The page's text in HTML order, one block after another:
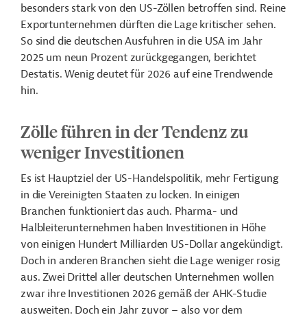
besonders stark von den US-Zöllen betroffen sind. Reine
Exportunternehmen dürften die Lage kritischer sehen.
So sind die deutschen Ausfuhren in die USA im Jahr
2025 um neun Prozent zurückgegangen, berichtet
Destatis. Wenig deutet für 2026 auf eine Trendwende
hin.
Zölle führen in der Tendenz zu
weniger Investitionen
Es ist Hauptziel der US-Handelspolitik, mehr Fertigung
in die Vereinigten Staaten zu locken. In einigen
Branchen funktioniert das auch. Pharma- und
Halbleiterunternehmen haben Investitionen in Höhe
von einigen Hundert Milliarden US-Dollar angekündigt.
Doch in anderen Branchen sieht die Lage weniger rosig
aus. Zwei Drittel aller deutschen Unternehmen wollen
zwar ihre Investitionen 2026 gemäß der AHK-Studie
ausweiten. Doch ein Jahr zuvor – also vor dem